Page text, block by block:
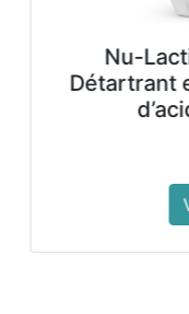
Nu-
Détartrant et